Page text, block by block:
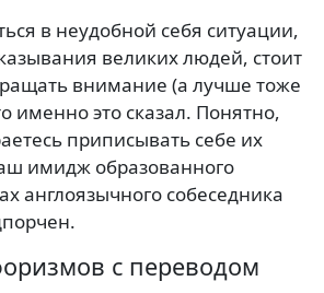
в неудобной себя ситуации,
великих людей, стоит
внимание (а лучше тоже
именно это сказал. Понятно,
приписывать себе их
имидж образованного
англоязычного собеседника
с переводом